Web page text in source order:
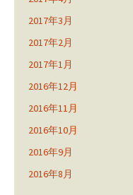
2017年3月
2017年2月
2017年1月
2016年12月
2016年11月
2016年10月
2016年9月
2016年8月